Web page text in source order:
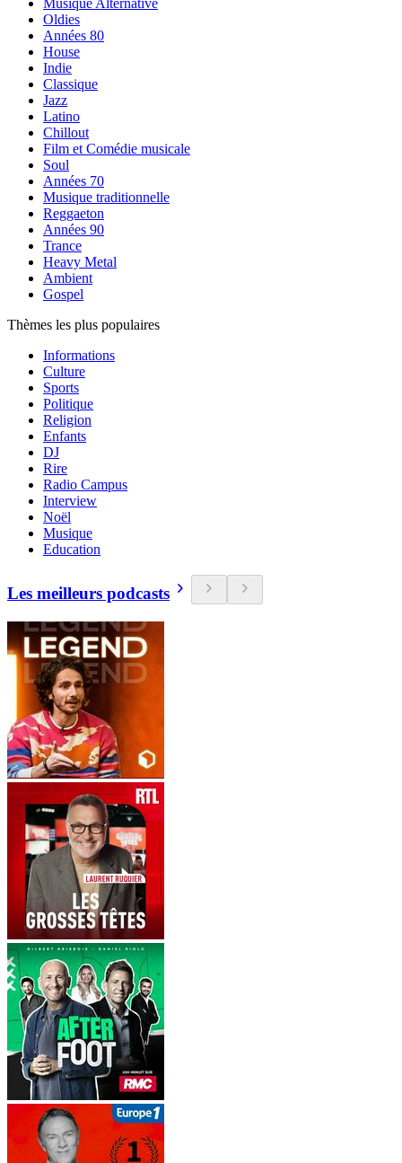
Musique Alternative
Oldies
Années 80
House
Indie
Classique
Jazz
Latino
Chillout
Film et Comédie musicale
Soul
Années 70
Musique traditionnelle
Reggaeton
Années 90
Trance
Heavy Metal
Ambient
Gospel
Thèmes les plus populaires
Informations
Culture
Sports
Politique
Religion
Enfants
DJ
Rire
Radio Campus
Interview
Noël
Musique
Education
Les meilleurs podcasts